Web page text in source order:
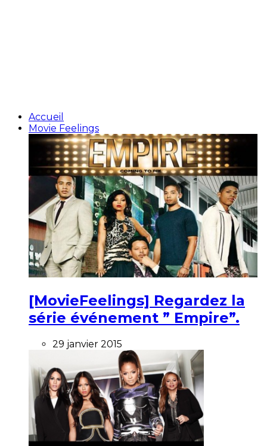
Accueil
Movie Feelings
[MovieFeelings] Regardez la
série événement ” Empire”.
29 janvier 2015